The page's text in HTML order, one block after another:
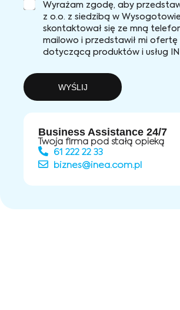
Wyrażam zgodę, aby
z o.o. z siedzibą w
skontaktował się ze mną
mailowo i przedstawił mi ofertę
dotyczącą produktów i usług
WYŚLIJ
Business Assistance 24/7
Twoja firma pod stałą opieką
61 222 22 33
biznes@inea.com.pl